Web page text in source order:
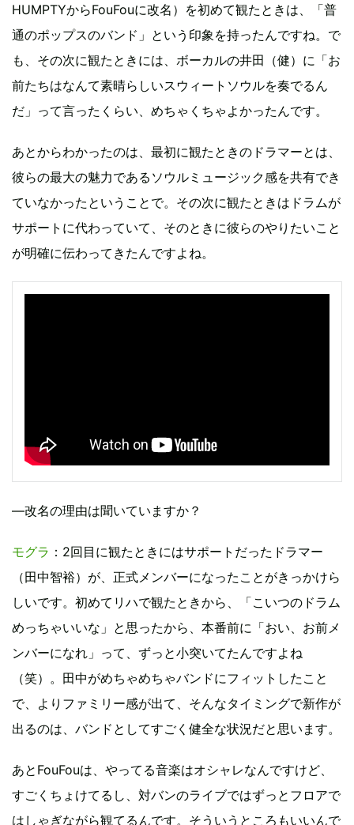
HUMPTYからFouFouに改名）を初めて観たときは、「普
通のポップスのバンド」という印象を持ったんですね。で
も、その次に観たときには、ボーカルの井田（健）に「お
前たちはなんて素晴らしいスウィートソウルを奏でるん
だ」って言ったくらい、めちゃくちゃよかったんです。
あとからわかったのは、最初に観たときのドラマーとは、
彼らの最大の魅力であるソウルミュージック感を共有でき
ていなかったということで。その次に観たときはドラムが
サポートに代わっていて、そのときに彼らのやりたいこと
が明確に伝わってきたんですよね。
―改名の理由は聞いていますか？
モグラ ：2回目に観たときにはサポートだったドラマー
（田中智裕）が、正式メンバーになったことがきっかけら
しいです。初めてリハで観たときから、「こいつのドラム
めっちゃいいな」と思ったから、本番前に「おい、お前メ
ンバーになれ」って、ずっと小突いてたんですよね
（笑）。田中がめちゃめちゃバンドにフィットしたこと
で、よりファミリー感が出て、そんなタイミングで新作が
出るのは、バンドとしてすごく健全な状況だと思います。
あとFouFouは、やってる音楽はオシャレなんですけど、
すごくちょけてるし、対バンのライブではずっとフロアで
はしゃぎながら観てるんです。そういうところもいいんで